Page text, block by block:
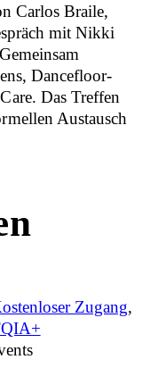
Carlos Braile,
mit Nikki
Dancefloor-
Das Treffen
Austausch
Zugang,